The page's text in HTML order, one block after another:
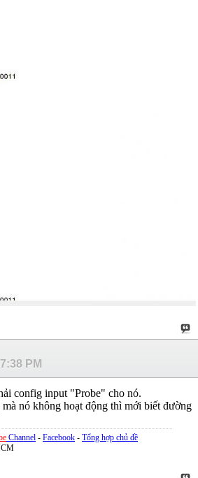
PM
config input "Probe" cho nó.
nó không hoạt động thì mới biết đường
Channel - Facebook - Tổng hợp chủ đề